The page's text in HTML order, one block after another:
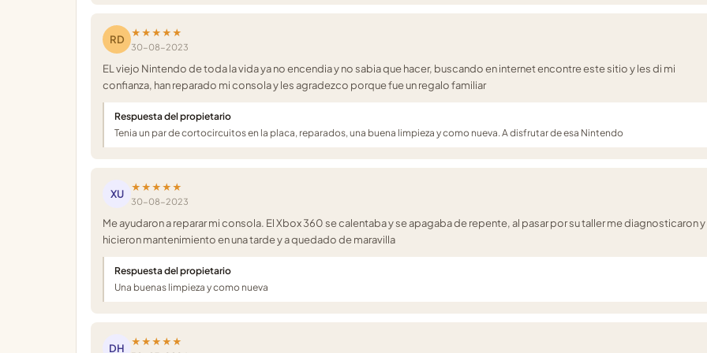
RD
★★★★★
30-08-2023
EL viejo Nintendo de toda la vida ya no encendia y no sabia que hacer, buscando en internet encontre este sitio y les di mi
confianza, han reparado mi consola y les agradezco porque fue un regalo familiar
Respuesta del propietario
Tenia un par de cortocircuitos en la placa, reparados, una buena limpieza y como nueva. A disfrutar de esa Nintendo
XU
★★★★★
30-08-2023
Me ayudaron a reparar mi consola. El Xbox 360 se calentaba y se apagaba de repente, al pasar por su taller me diagnosticaron y
hicieron mantenimiento en una tarde y a quedado de maravilla
Respuesta del propietario
Una buenas limpieza y como nueva
DH
★★★★★